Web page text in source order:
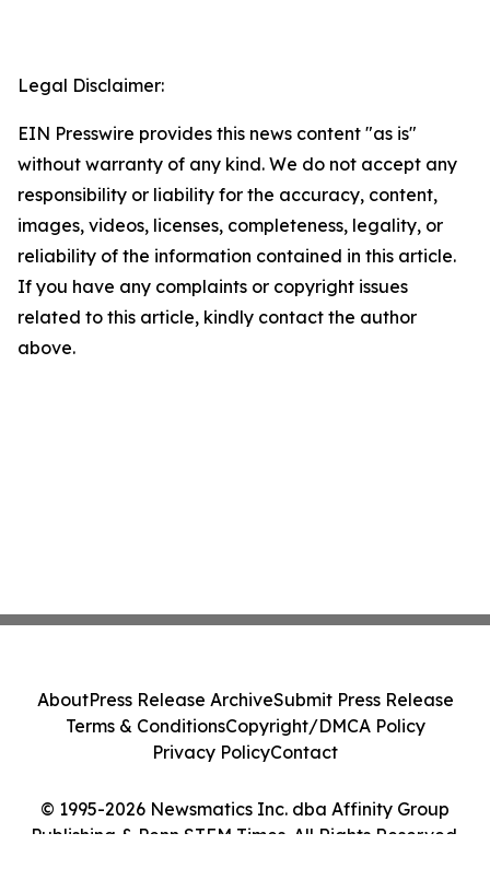
Legal Disclaimer:
EIN Presswire provides this news content "as is"
without warranty of any kind. We do not accept any
responsibility or liability for the accuracy, content,
images, videos, licenses, completeness, legality, or
reliability of the information contained in this article.
If you have any complaints or copyright issues
related to this article, kindly contact the author
above.
© 1995-2026 Newsmatics Inc. dba Affinity Group
Publishing & Penn STEM Times. All Rights Reserved.
AboutPress Release ArchiveSubmit Press Release
Terms & ConditionsCopyright/DMCA Policy
Privacy PolicyContact